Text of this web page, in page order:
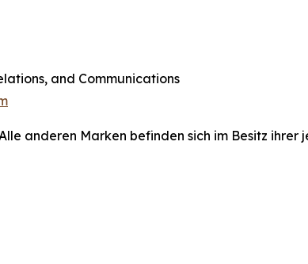
and Communications
anderen Marken befinden sich im Besitz ihrer